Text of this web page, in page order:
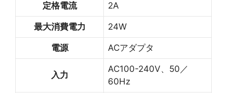
定格電流 2A
最大消費電力 24W
電源 ACアダプタ
入力
AC100-240V、50／
60Hz